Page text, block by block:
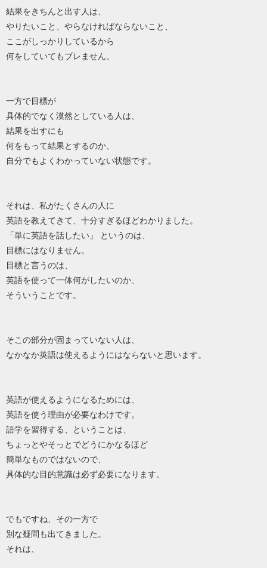
結果をきちんと出す人は、
やりたいこと、やらなければならないこと、
ここがしっかりしているから
何をしていてもブレません。
一方で目標が
具体的でなく漠然としている人は、
結果を出すにも
何をもって結果とするのか、
自分でもよくわかっていない状態です。
それは、私がたくさんの人に
英語を教えてきて、十分すぎるほどわかりました。
「単に英語を話したい」 というのは、
目標にはなりません。
目標と言うのは、
英語を使って一体何がしたいのか、
そういうことです。
そこの部分が固まっていない人は、
なかなか英語は使えるようにはならないと思います。
英語が使えるようになるためには、
英語を使う理由が必要なわけです。
語学を習得する、ということは、
ちょっとやそっとでどうにかなるほど
簡単なものではないので、
具体的な目的意識は必ず必要になります。
でもですね、その一方で
別な疑問も出てきました。
それは、